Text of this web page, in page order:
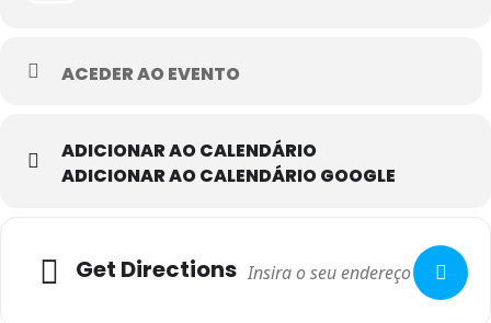
ACEDER AO EVENTO
ADICIONAR AO CALENDÁRIO
ADICIONAR AO CALENDÁRIO GOOGLE
Get Directions